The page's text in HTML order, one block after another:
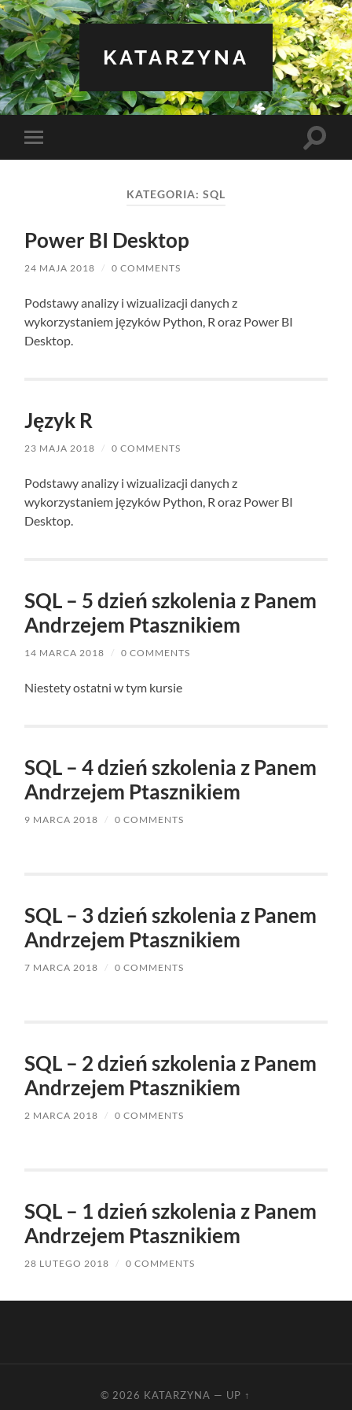
KATARZYNA
Toggle
mobile
Toggle
KATEGORIA: SQL
Power BI Desktop
24 MAJA 2018 / 0 COMMENTS
Podstawy analizy i wizualizacji danych z
wykorzystaniem języków Python, R oraz Power BI
Desktop.
Język R
23 MAJA 2018 / 0 COMMENTS
Podstawy analizy i wizualizacji danych z
wykorzystaniem języków Python, R oraz Power BI
Desktop.
SQL – 5 dzień szkolenia z Panem
Andrzejem Ptasznikiem
14 MARCA 2018 / 0 COMMENTS
Niestety ostatni w tym kursie
SQL – 4 dzień szkolenia z Panem
Andrzejem Ptasznikiem
9 MARCA 2018 / 0 COMMENTS
SQL – 3 dzień szkolenia z Panem
Andrzejem Ptasznikiem
7 MARCA 2018 / 0 COMMENTS
SQL – 2 dzień szkolenia z Panem
Andrzejem Ptasznikiem
2 MARCA 2018 / 0 COMMENTS
SQL – 1 dzień szkolenia z Panem
Andrzejem Ptasznikiem
28 LUTEGO 2018 / 0 COMMENTS
© 2026 KATARZYNA — UP ↑